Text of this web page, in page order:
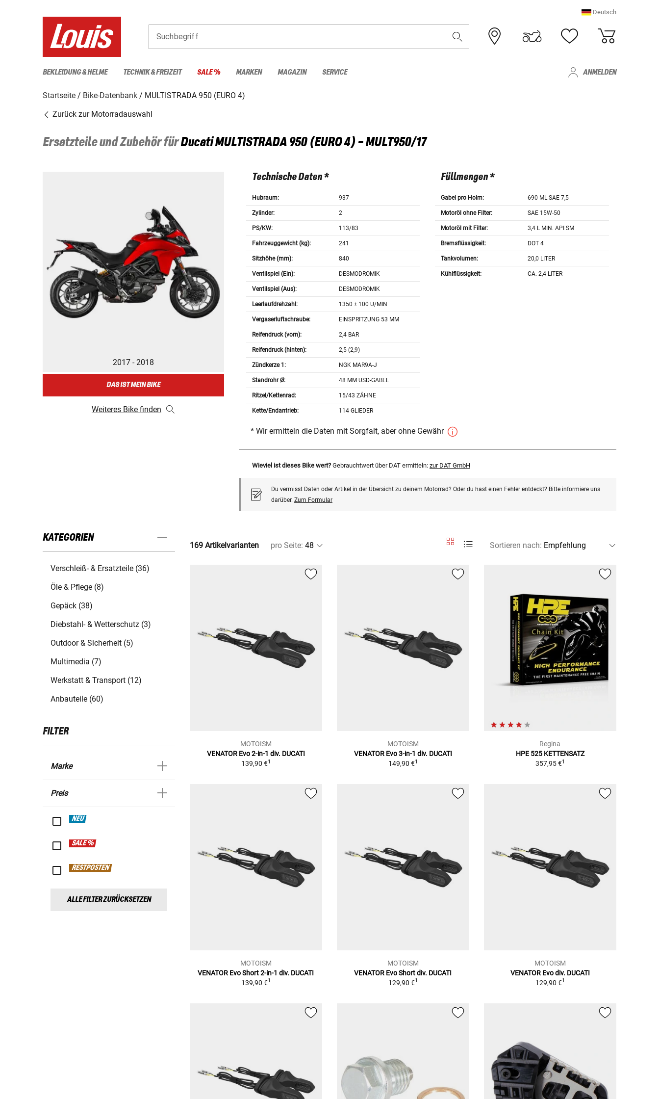
Deutsch
Suchbegriff
BEKLEIDUNG & HELME TECHNIK & FREIZEIT SALE % MARKEN MAGAZIN SERVICE ANMELDEN
Startseite Bike-Datenbank
MULTISTRADA 950 (EURO 4)
Zurück zur Motorradauswahl
Ersatzteile und Zubehör fürDucatiMULTISTRADA 950 (EURO 4) - MULT950/17
2017 - 2018
DAS IST MEIN BIKE
Weiteres Bike finden
Technische Daten *
Hubraum: 937
Zylinder: 2
PS/KW: 113/83
Fahrzeuggewicht (kg): 241
Sitzhöhe (mm): 840
Ventilspiel (Ein): DESMODROMIK
Ventilspiel (Aus): DESMODROMIK
Leerlaufdrehzahl: 1350 ± 100 U/MIN
Vergaserluftschraube: EINSPRITZUNG 53 MM
Reifendruck (vorn): 2,4 BAR
Reifendruck (hinten): 2,5 (2,9)
Zündkerze 1: NGK MAR9A-J
Standrohr Ø: 48 MM USD-GABEL
Ritzel/Kettenrad: 15/43 ZÄHNE
Kette/Endantrieb: 114 GLIEDER
Füllmengen *
Gabel pro Holm: 690 ML SAE 7,5
Motoröl ohne Filter: SAE 15W-50
Motoröl mit Filter: 3,4 L MIN. API SM
Bremsflüssigkeit: DOT 4
Tankvolumen: 20,0 LITER
Kühlflüssigkeit: CA. 2,4 LITER
* Wir ermitteln die Daten mit Sorgfalt, aber ohne Gewähr
Wieviel ist dieses Bike wert? Gebrauchtwert über DAT ermitteln: zur DAT GmbH
Du vermisst Daten oder Artikel in der Übersicht zu deinem Motorrad? Oder du hast einen Fehler entdeckt? Bitte informiere uns
darüber. Zum Formular
KATEGORIEN
Verschleiß- & Ersatzteile (36)
Öle & Pflege (8)
Gepäck (38)
Diebstahl- & Wetterschutz (3)
Outdoor & Sicherheit (5)
Multimedia (7)
Werkstatt & Transport (12)
Anbauteile (60)
FILTER
Marke
Preis
NEU
SALE %
RESTPOSTEN
ALLE FILTER ZURÜCKSETZEN
169 Artikelvarianten pro Seite: Sortieren nach:
MOTOISM
VENATOR Evo 2-in-1 div. DUCATI
139,90 €1
MOTOISM
VENATOR Evo 3-in-1 div. DUCATI
149,90 €1
Regina
HPE 525 KETTENSATZ
357,95 €1
MOTOISM
VENATOR Evo Short 2-in-1 div. DUCATI
139,90 €1
MOTOISM
VENATOR Evo Short div. DUCATI
129,90 €1
MOTOISM
VENATOR Evo div. DUCATI
129,90 €1